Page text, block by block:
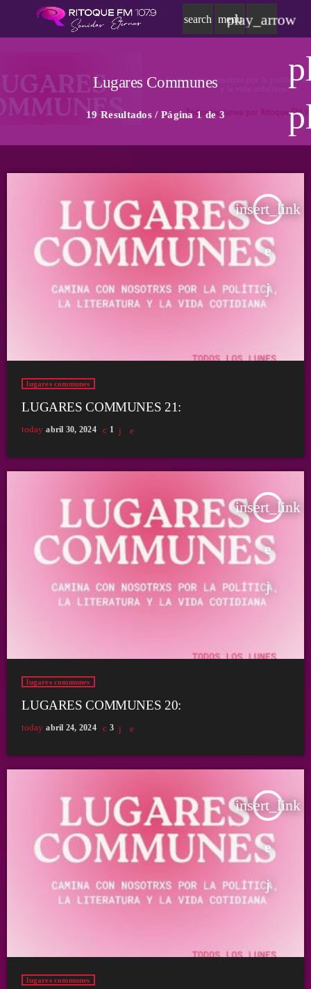
search menu
play_arrow
Lugares Communes
19 Resultados / Página 1 de 3
insert_link
lugares communes
LUGARES COMMUNES 21:
today abril 30, 2024 1
insert_link
lugares communes
LUGARES COMMUNES 20:
today abril 24, 2024 3
insert_link
lugares communes